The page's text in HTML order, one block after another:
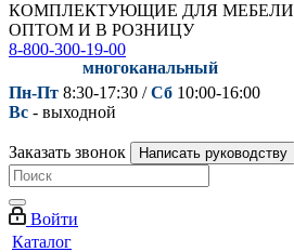
КОМПЛЕКТУЮЩИЕ ДЛЯ МЕБЕЛИ
ОПТОМ И В РОЗНИЦУ
8-800-300-19-00
многоканальный
Пн-Пт 8:30-17:30 /Сб 10:00-16:00
Вс - выходной
Заказать звонок Написать руководству
Войти
Каталог